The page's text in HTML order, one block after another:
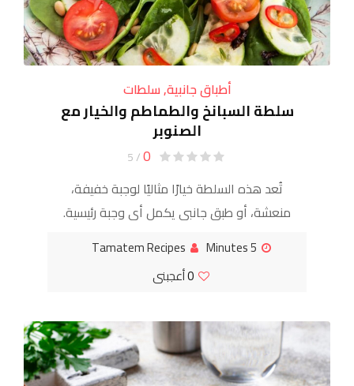
أطباق جانبية,سلطات
سلطة السبانخ والطماطم والخيار مع
الصنوبر
0
/ 5
تُعد هذه السلطة خيارًا مثاليًا لوجبة خفيفة،
منعشة، أو طبق جانبي يكمل أي وجبة رئيسية.
المكسرات، مما يوفر تجربة طعام
5 Minutes
Tamatem Recipes
0أعجبنى